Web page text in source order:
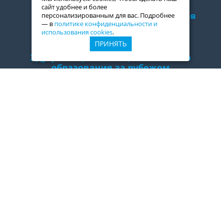
сетевые школы
изучения языков
ЭдуТрэвел (EduTravel) — агентство
образования за рубежом
сайт удобнее и более
персонализированным для вас. Подробнее
— в политике конфиденциальности и
использования cookies.
ПРИНЯТЬ